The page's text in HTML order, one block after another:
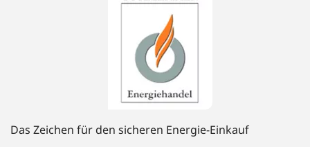
Das Zeichen für den sicheren Energie-Einkauf